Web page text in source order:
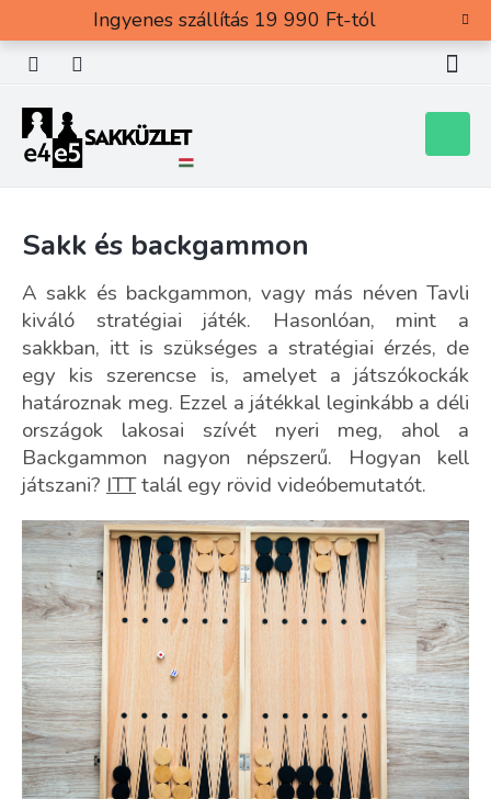
tartalomhoz
Ingyenes szállítás 19 990 Ft-tól
Sakk és backgammon
A sakk és backgammon, vagy más néven Tavli
kiváló stratégiai játék. Hasonlóan, mint a
sakkban, itt is szükséges a stratégiai érzés, de
egy kis szerencse is, amelyet a játszókockák
határoznak meg. Ezzel a játékkal leginkább a déli
országok lakosai szívét nyeri meg, ahol a
Backgammon nagyon népszerű. Hogyan kell
játszani? ITTtalál egy rövid videóbemutatót.